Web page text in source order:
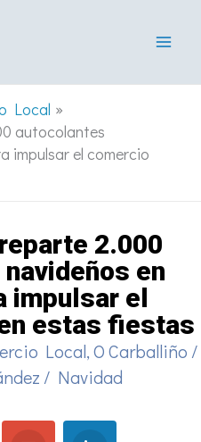
Local
autocolantes
impulsar el comercio
2.000
en
impulsar el
estas fiestas
Local,O Carballiño /
/ Navidad